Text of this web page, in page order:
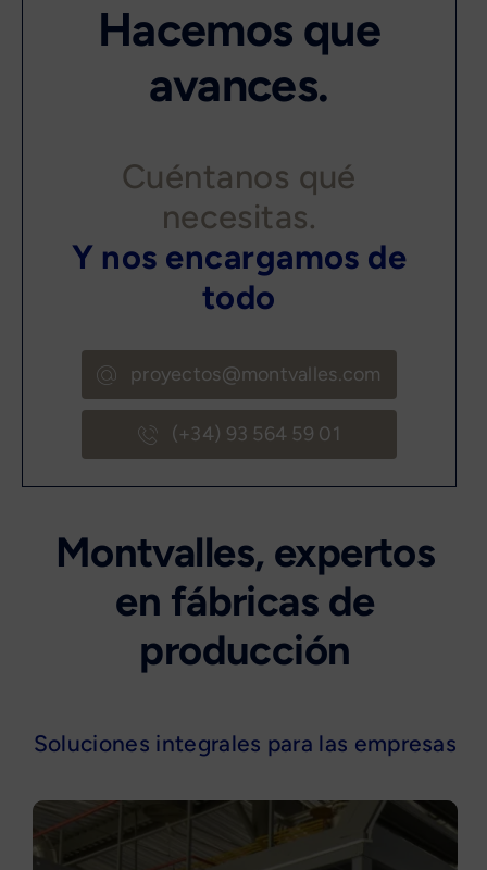
Hacemos que
avances.
Cuéntanos qué
necesitas.
Y nos encargamos de
todo
proyectos@montvalles.com
(+34) 93 564 59 01
Montvalles, expertos
en fábricas de
producción
Soluciones integrales para las empresas